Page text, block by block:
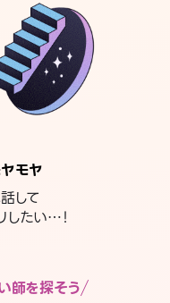
モヤ
して
したい…！
師を探そう